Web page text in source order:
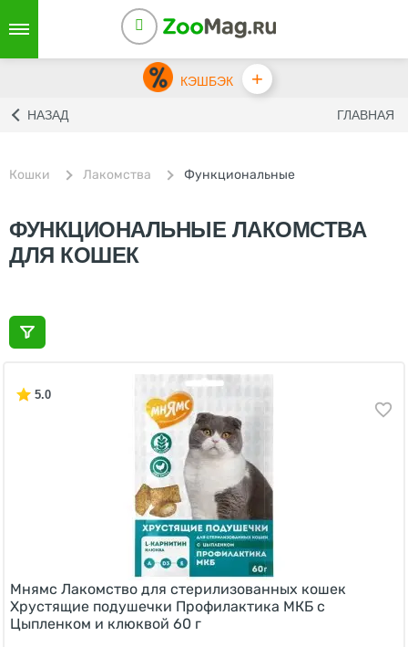
КЭШБЭК +
НАЗАД ГЛАВНАЯ
Кошки Лакомства Функциональные
ФУНКЦИОНАЛЬНЫЕ ЛАКОМСТВА
ДЛЯ КОШЕК
5.0
Мнямс Лакомство для стерилизованных кошек
Хрустящие подушечки Профилактика МКБ с
Цыпленком и клюквой 60 г